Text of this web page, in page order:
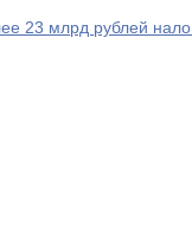
23 млрд рублей